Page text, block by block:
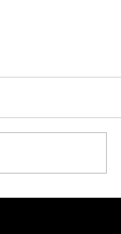
de
com uso de